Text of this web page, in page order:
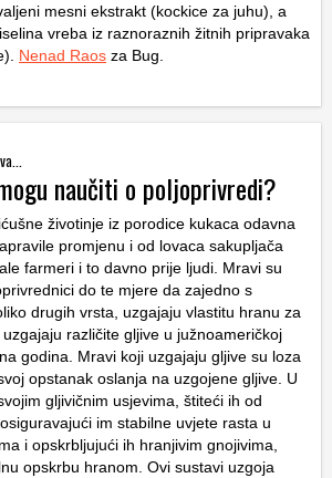
mesni ekstrakt (kockice za juhu), a
vreba iz raznoraznih žitnih pripravaka
Nenad Raos za Bug.
naučiti o poljoprivredi?
životinje iz porodice kukaca odavna
promjenu i od lovaca sakupljača
farmeri i to davno prije ljudi. Mravi su
do te mjere da zajedno s
drugih vrsta, uzgajaju vlastitu hranu za
uzgajaju različite gljive u južnoameričkoj
godina. Mravi koji uzgajaju gljive su loza
opstanak oslanja na uzgojene gljive. U
gljivičnim usjevima, štiteći ih od
im stabilne uvjete rasta u
i opskrbljujući ih hranjivim gnojivima,
opskrbu hranom. Ovi sustavi uzgoja